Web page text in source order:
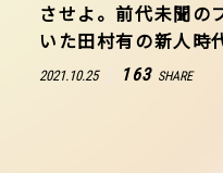
させよ。前代未聞の
いた田村有の新人時
2021.10.25 163 SHARE